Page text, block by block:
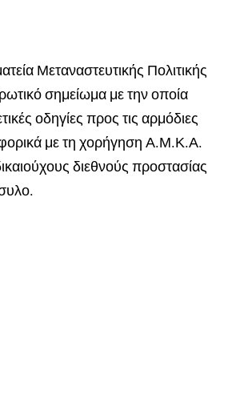
Μεταναστευτικής Πολιτικής
σημείωμα με την οποία
οδηγίες προς τις αρμόδιες
με τη χορήγηση Α.Μ.Κ.Α.
διεθνούς προστασίας